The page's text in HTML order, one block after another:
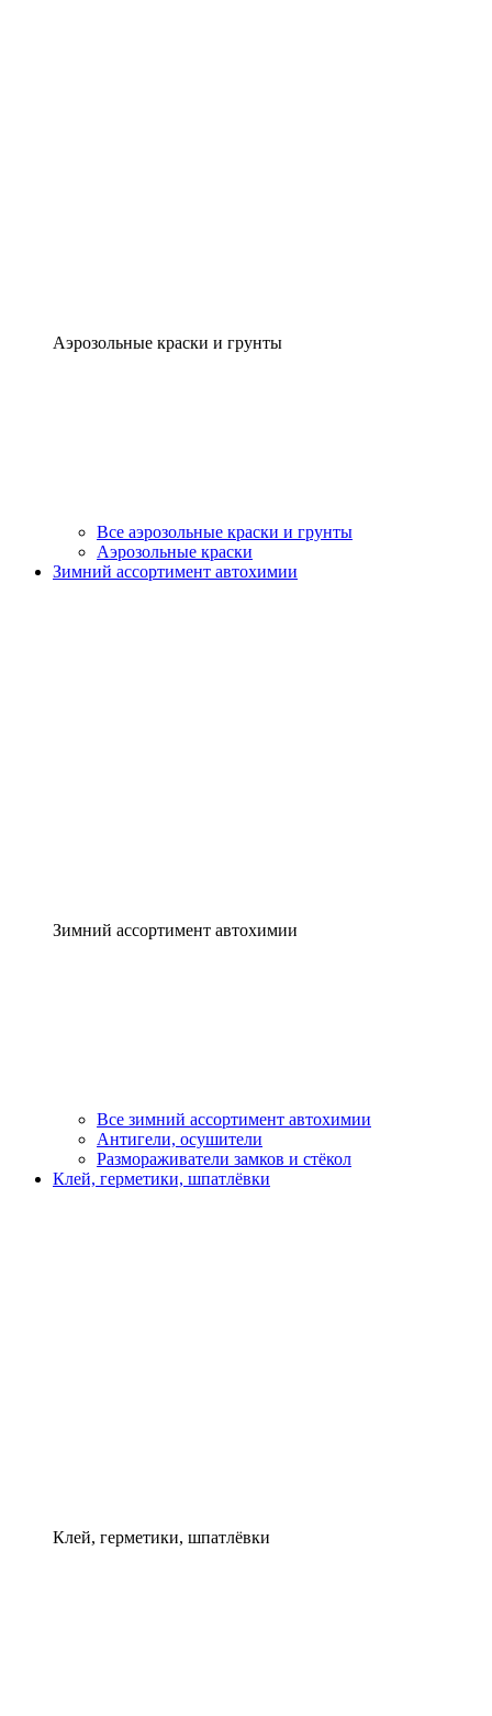
Аэрозольные краски и грунты
Все аэрозольные краски и грунты
Аэрозольные краски
Зимний ассортимент автохимии
Зимний ассортимент автохимии
Все зимний ассортимент автохимии
Антигели, осушители
Размораживатели замков и стёкол
Клей, герметики, шпатлёвки
Клей, герметики, шпатлёвки